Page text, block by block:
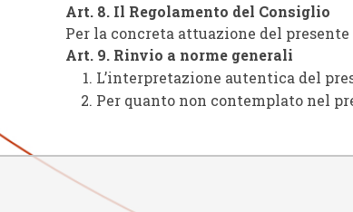
Art. 8. Il Regolamento del Consiglio
Per la concreta attuazione del
Art. 9. Rinvio a norme generali
L’interpretazione autentica del
Per quanto non contemplato nel